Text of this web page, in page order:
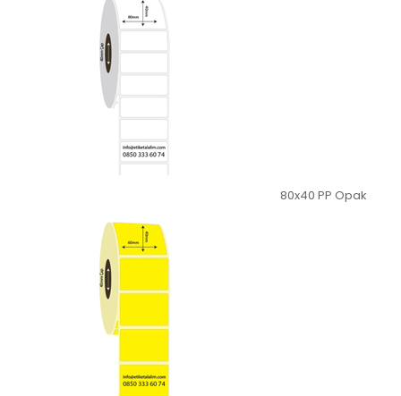
80x40 PP Opak